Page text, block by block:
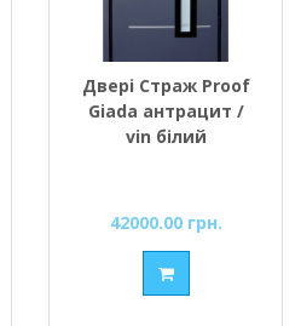
Двері Страж Proof
Giada антрацит /
vin білий
42000.00 грн.